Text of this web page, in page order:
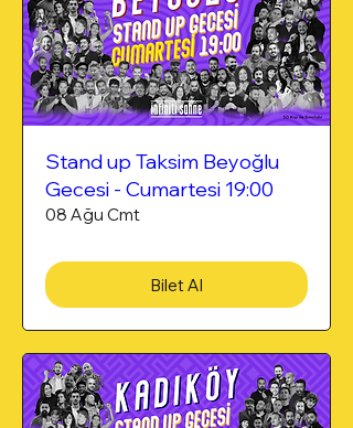
Stand up Taksim Beyoğlu
Gecesi - Cumartesi 19:00
08 Ağu Cmt
Bilet Al